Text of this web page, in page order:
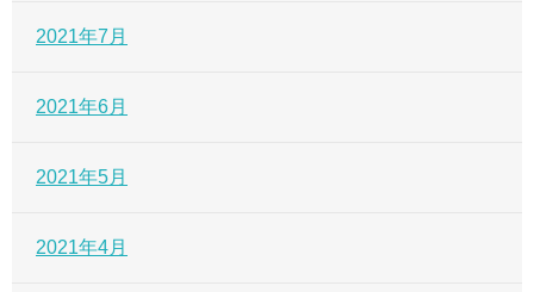
2021年7月
2021年6月
2021年5月
2021年4月